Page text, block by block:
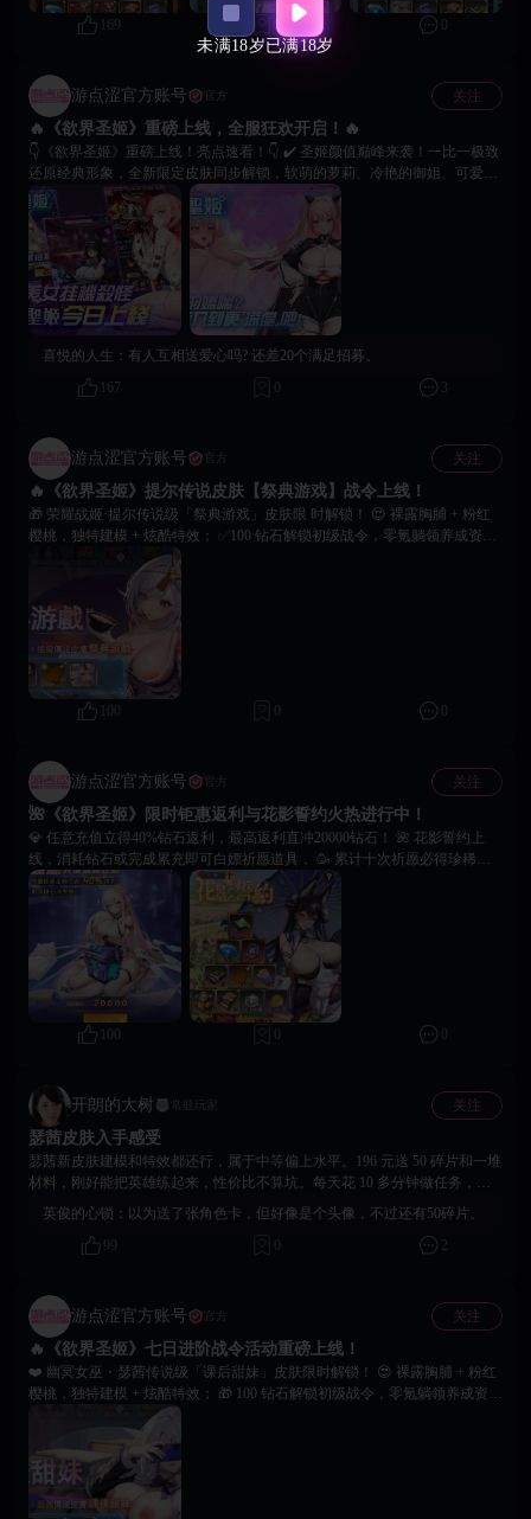
169 0
游点涩官方账号 官方 关注
🔥《欲界圣姬》重磅上线，全服狂欢开启！🔥
👇《欲界圣姬》重磅上线！亮点速看！👇 ✔️ 圣姬颜值巅峰来袭！一比一极致
还原经典形象，全新限定皮肤同步解锁，软萌的萝莉、冷艳的御姐、可爱的
甜妹，多元风格随心挑选。 ✔️ 战斗系统全面焕新！僚机特效炫酷拉满，技
能释放视觉冲击力十足，阵容搭配打破局限更自由，副本闯关体验酣畅淋
漓。 ✔️ 两大全新玩法上线！星际开拓探索未知星域，陨落迷宫挑战极限闯
关，沉浸式玩法让你根本停不下来。 ✔️ 上线福利诚意拉满！登录即领 10 连
召唤券与极品宝箱，珍稀道具轻松入手，体验超绝新手福利！ 🙌 即刻登录
游戏与战姬亲密互动，奔赴战场并与战姬并肩作战，欢迎在社区分享你的独
家闯关攻略，与全服玩家交流进阶心得！
喜悦的人生： 有人互相送爱心吗? 还差20个满足招募。
167
游点涩官方账号 官方 关注
🔥《欲界圣姬》提尔传说皮肤【祭典游戏】战令上线！
🎁 荣耀战姬·提尔传说级「祭典游戏」皮肤限 时解锁！ 😍 裸露胸脯 + 粉红
樱桃，独特建模 + 炫酷特效； ✅100 钻石解锁初级战令，零氪躺领养成资
登录冲活跃度，祝大家游戏愉快！
游点涩官方账号 官方 关注
🌺《欲界圣姬》限时钜惠返利与花影誓约火热进行中！
💎 任意充值立得40%钻石返利，最高返利直冲20000钻石！ 🌺 花影誓约上
线，消耗钻石或完成累充即可白嫖祈愿道具， 🥳 累计十次祈愿必得珍稀
【技能芯片·V型】及海量资源奖励。 🙌 指挥官们，整备队伍，抓住良机，
签下属于你的强者誓约！
100 0 0
开朗的大树 常驻玩家 关注
瑟茜皮肤入手感受
瑟茜新皮肤建模和特效都还行，属于中等偏上水平。196 元送 50 碎片和一堆
材料，刚好能把英雄练起来，性价比不算坑。每天花 10 多分钟做任务，进
度推进也快。
英俊的心锁： 以为送了张角色卡，但好像是个头像，不过还有50碎片。
99
0 2
游点涩官方账号 官方 关注
🔥《欲界圣姬》七日进阶战令活动重磅上线！
❤️ 幽冥女巫・瑟茜传说级「课后甜妹」皮肤限时解锁！ 😍 裸露胸脯 + 粉红
樱桃，独特建模 + 炫酷特效； 🎁 100 钻石解锁初级战令，零氪躺领养成资
型～即刻登录冲活跃度，祝大家游戏愉快！
未满18岁已满18岁